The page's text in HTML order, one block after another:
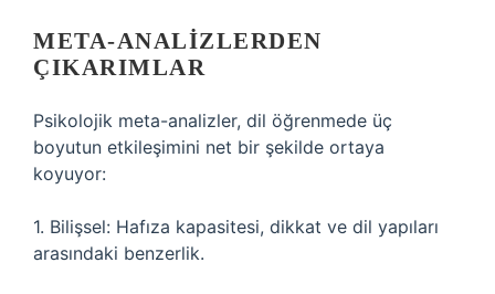
META-ANALIZLERDEN
ÇIKARIMLAR
Psikolojik meta-analizler, dil öğrenmede üç
boyutun etkileşimini net bir şekilde ortaya
koyuyor:
1. Bilişsel: Hafıza kapasitesi, dikkat ve dil yapıları
arasındaki benzerlik.